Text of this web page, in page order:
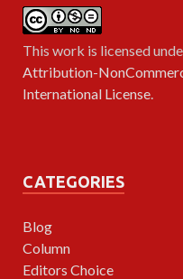
This work is licensed
Attribution-
International License.
CATEGORIES
Blog
Column
Editors Choice